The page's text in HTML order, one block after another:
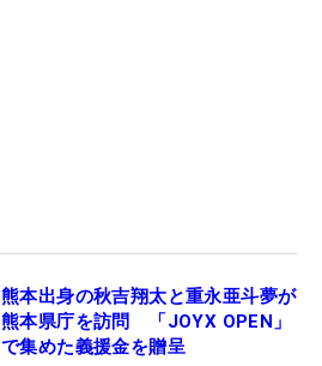
熊本出身の秋吉翔太と重永亜斗夢が
熊本県庁を訪問 「JOYX OPEN」
で集めた義援金を贈呈